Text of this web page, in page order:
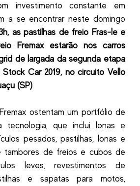
investimento constante em
a se encontrar neste domingo
as pastilhas de freio Fras-le e
Fremax estarão nos carros
de largada da segunda etapa
Car 2019, no circuito Vello
(SP).
ostentam um portfólio de
tecnologia, que inclui lonas e
pesados, pastilhas, lonas e
tambores de freios e cubos de
leves, revestimentos de
e sapatas para motos,